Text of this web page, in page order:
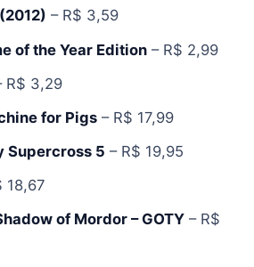
– R$ 3,59
of the Year Edition– R$ 2,99
R$ 3,29
for Pigs– R$ 17,99
Supercross 5 – R$ 19,95
18,67
of Mordor – GOTY– R$